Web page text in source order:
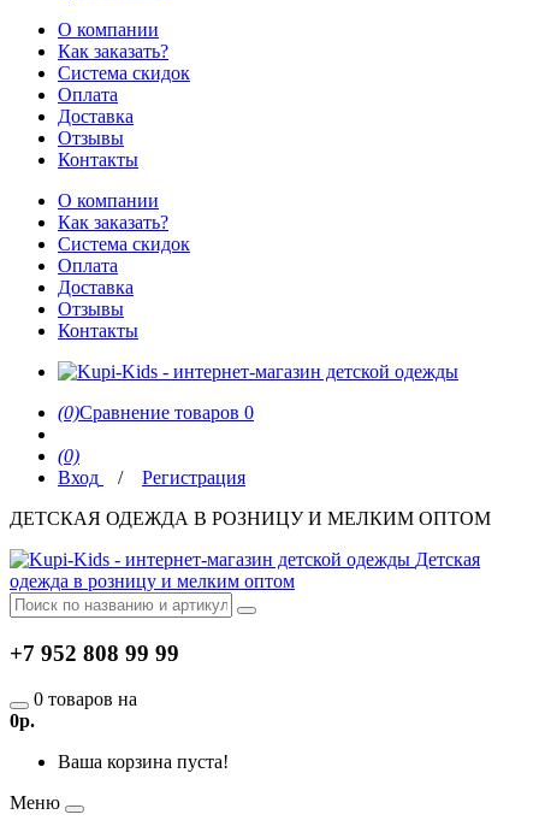
О компании
Как заказать?
Система скидок
Оплата
Доставка
Отзывы
Контакты
О компании
Как заказать?
Система скидок
Оплата
Доставка
Отзывы
Контакты
(0)Сравнение товаров 0
(0)
Вход
/
Регистрация
ДЕТСКАЯ ОДЕЖДА В РОЗНИЦУ И МЕЛКИМ ОПТОМ
Детская
одежда в розницу и мелким оптом
+7 952 808 99 99
0 товаров на
0р.
Ваша корзина пуста!
Меню